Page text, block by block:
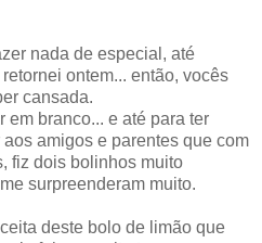
nada de especial, até
ontem... então, vocês
cansada.
em branco... e até para ter
amigos e parentes que com
fiz dois bolinhos muito
surpreenderam muito.
deste bolo de limão que